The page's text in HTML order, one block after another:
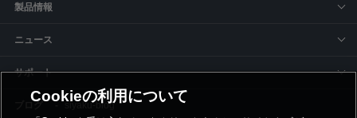
製品情報
ニュース
サポート
siyaku-blog
Cookieの利用について